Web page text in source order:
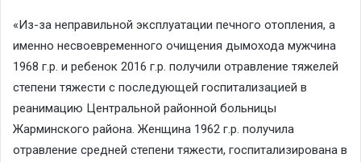
«Из-за неправильной эксплуатации печного отопления, а
именно несвоевременного очищения дымохода мужчина
1968 г.р. и ребенок 2016 г.р. получили отравление тяжелей
степени тяжести с последующей госпитализацией в
реанимацию Центральной районной больницы
Жарминского района. Женщина 1962 г.р. получила
отравление средней степени тяжести, госпитализирована в